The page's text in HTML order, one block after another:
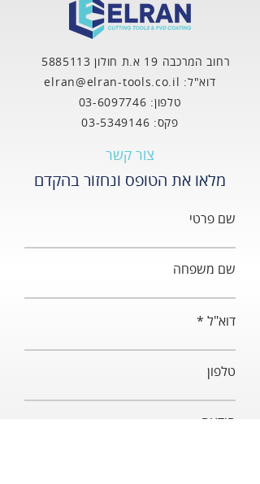
רחוב המרכבה 19 א.ת חולון
5885113
דוא"ל: elran@elran-tools.co.il
טלפון: 03-6097746
פקס: 03-5349146
צור קשר
מלאו את הטופס ונחזור בהקדם
שם פרטי
שם משפחה
דוא"ל
טלפון
הודעה